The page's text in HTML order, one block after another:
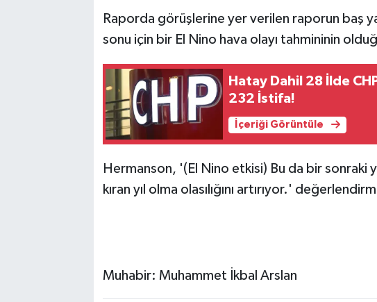
Raporda görüşlerine yer verilen raporun baş
sonu için bir El Nino hava olayı tahmininin
Hatay Dahil 28 İlde
232 İstifa!
İçeriği Görüntüle
Hermanson, '(El Nino etkisi) Bu da bir sonraki
kıran yıl olma olasılığını artırıyor.'
Muhabir: Muhammet İkbal Arslan